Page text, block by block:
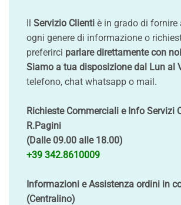
Il Servizio Clienti è in grado di fornire
ogni genere di informazione o
preferirci parlare direttamente con noi
Siamo a tua disposizione dal Lun al
telefono, chat whatsapp o mail.
Richieste Commerciali e Info Servizi
R.Pagini
(Dalle 09.00 alle 18.00)
+39 342.8610009
Informazioni e Assistenza ordini in
(Centralino)